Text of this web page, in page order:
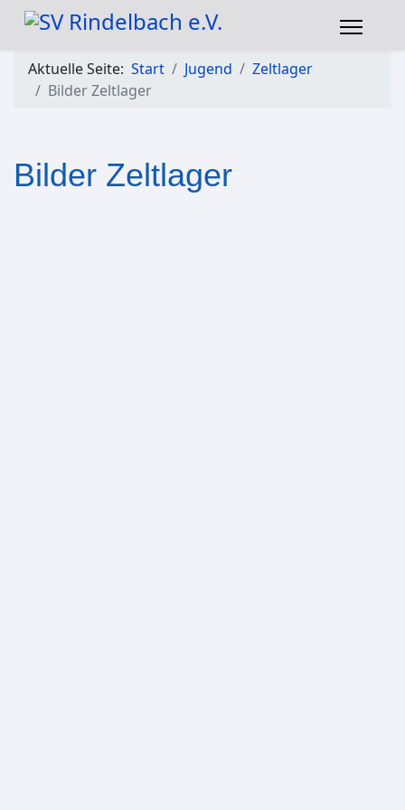
Aktuelle Seite: Start Jugend
Zeltlager
Bilder Zeltlager
Bilder Zeltlager